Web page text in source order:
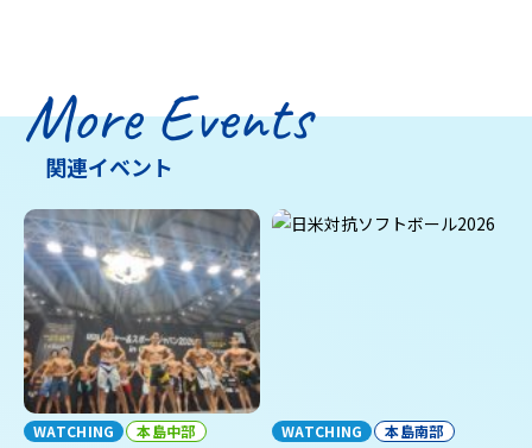
More Events
関連イベント
WATCHING 本島中部 WATCHING 本島南部